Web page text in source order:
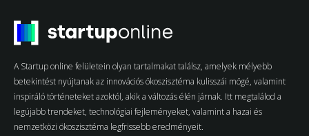
A Startup online felületein olyan tartalmakat találsz, amelyek mélyebb
betekintést nyújtanak az innovációs ökoszisztéma kulisszái mögé, valamint
inspiráló történeteket azoktól, akik a változás élén járnak. Itt megtalálod a
legújabb trendeket, technológiai fejleményeket, valamint a hazai és
nemzetközi ökoszisztéma legfrissebb eredményeit.